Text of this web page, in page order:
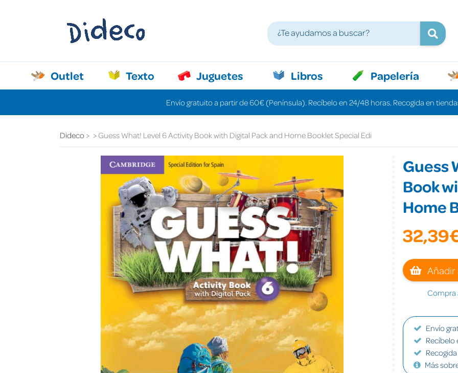
Outlet Texto Juguetes Libros Papelería
Envío gratuito a partir de 60€ (Península). Recíbelo en 24/48 horas. Recogida en
Dideco Guess What! Level 6 Activity Book with Digital Pack and Home Booklet Special Edi
Guess
Book
Home
Añadir
Compra
Envío
Recíbelo
Más